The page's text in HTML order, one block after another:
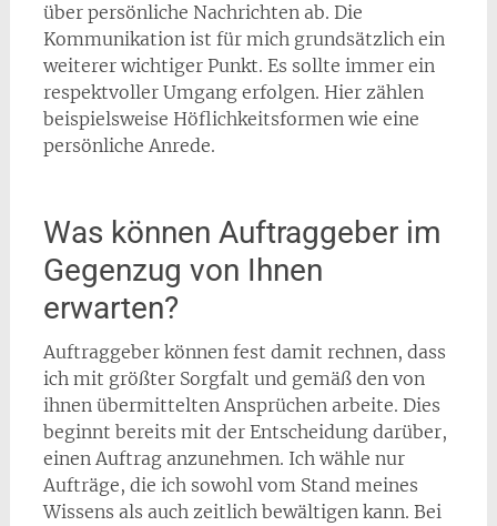
über persönliche Nachrichten ab. Die
Kommunikation ist für mich grundsätzlich ein
weiterer wichtiger Punkt. Es sollte immer ein
respektvoller Umgang erfolgen. Hier zählen
beispielsweise Höflichkeitsformen wie eine
persönliche Anrede.
Was können Auftraggeber im
Gegenzug von Ihnen
erwarten?
Auftraggeber können fest damit rechnen, dass
ich mit größter Sorgfalt und gemäß den von
ihnen übermittelten Ansprüchen arbeite. Dies
beginnt bereits mit der Entscheidung darüber,
einen Auftrag anzunehmen. Ich wähle nur
Aufträge, die ich sowohl vom Stand meines
Wissens als auch zeitlich bewältigen kann. Bei